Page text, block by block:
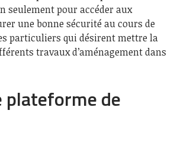
seulement pour accéder aux
une bonne sécurité au cours de
particuliers qui désirent mettre la
travaux d’aménagement dans
plateforme de